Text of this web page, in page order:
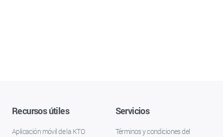
Recursos útiles
Aplicación móvil de la KTO
Servicios
Términos y condiciones del